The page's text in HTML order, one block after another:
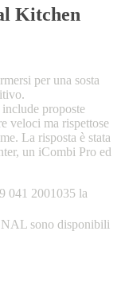
Kitchen
per una sosta
proposte
veloci ma rispettose
La risposta è stata
un iCombi Pro ed
041 2001035 la
sono disponibili